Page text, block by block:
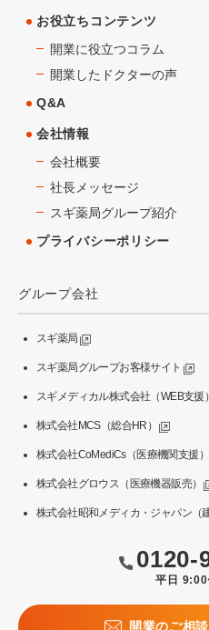
お役立ちコンテンツ
開業に役立つコラム
開業したドクターの声
Q&A
会社情報
会社概要
社長メッセージ
スギ薬局グループ紹介
プライバシーポリシー
グループ会社
スギ薬局
スギ薬局グループお客様サイト
スギメディカル株式会社（WEB支援）
株式会社MCS（総合HR）
株式会社CoMediCs（医療機関支援）
株式会社グロウス（医療機器販売）
株式会社昭和メディカ・ジャパン（
0120-
平日
開業のご相